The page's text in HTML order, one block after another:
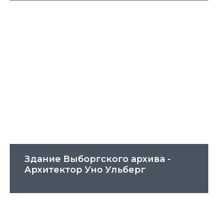
Здание Выборгского архива -
Архитектор Уно Ульберг